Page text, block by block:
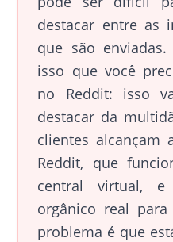
destacar entre as
que são
isso que você
no Reddit: isso
destacar da
clientes alcançam
Reddit, que
central virtual, e
orgânico real
problema é que